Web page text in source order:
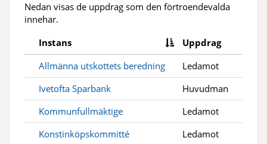
Nedan visas de uppdrag som den förtroendevalda
innehar.
Instans
Uppdrag
Allmänna utskottets beredning
Ledamot
Ivetofta Sparbank
Huvudman
Kommunfullmäktige
Ledamot
Konstinköpskommitté
Ledamot